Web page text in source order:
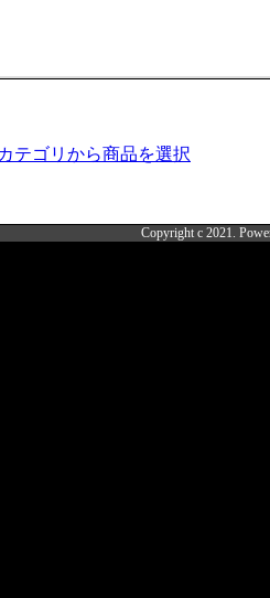
テゴリから商品を選択
Copyright c 2021.